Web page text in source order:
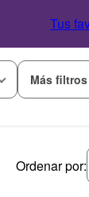
Tus
Más filtros
Ordenar por: